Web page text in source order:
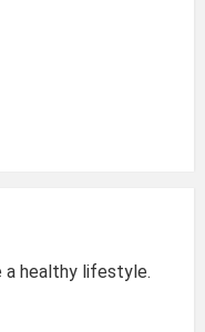
a healthy lifestyle.